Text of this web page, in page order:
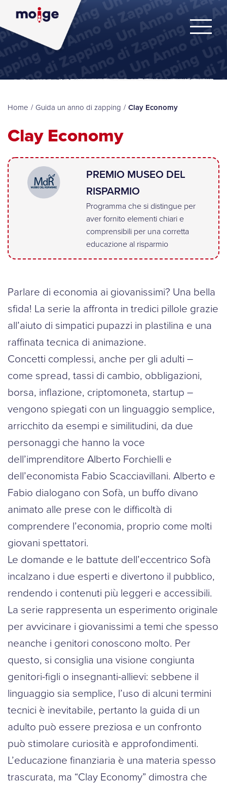
Home / Guida un anno di zapping / Clay Economy
Clay Economy
PREMIO MUSEO DEL
RISPARMIO
Programma che si distingue per
aver fornito elementi chiari e
comprensibili per una corretta
educazione al risparmio
Parlare di economia ai giovanissimi? Una bella
sfida! La serie la affronta in tredici pillole grazie
all’aiuto di simpatici pupazzi in plastilina e una
raffinata tecnica di animazione.
Concetti complessi, anche per gli adulti –
come spread, tassi di cambio, obbligazioni,
borsa, inflazione, criptomoneta, startup –
vengono spiegati con un linguaggio semplice,
arricchito da esempi e similitudini, da due
personaggi che hanno la voce
dell’imprenditore Alberto Forchielli e
dell’economista Fabio Scacciavillani. Alberto e
Fabio dialogano con Sofà, un buffo divano
animato alle prese con le difficoltà di
comprendere l’economia, proprio come molti
giovani spettatori.
Le domande e le battute dell’eccentrico Sofà
incalzano i due esperti e divertono il pubblico,
rendendo i contenuti più leggeri e accessibili.
La serie rappresenta un esperimento originale
per avvicinare i giovanissimi a temi che spesso
neanche i genitori conoscono molto. Per
questo, si consiglia una visione congiunta
genitori-figli o insegnanti-allievi: sebbene il
linguaggio sia semplice, l’uso di alcuni termini
tecnici è inevitabile, pertanto la guida di un
adulto può essere preziosa e un confronto
può stimolare curiosità e approfondimenti.
L’educazione finanziaria è una materia spesso
trascurata, ma “Clay Economy” dimostra che